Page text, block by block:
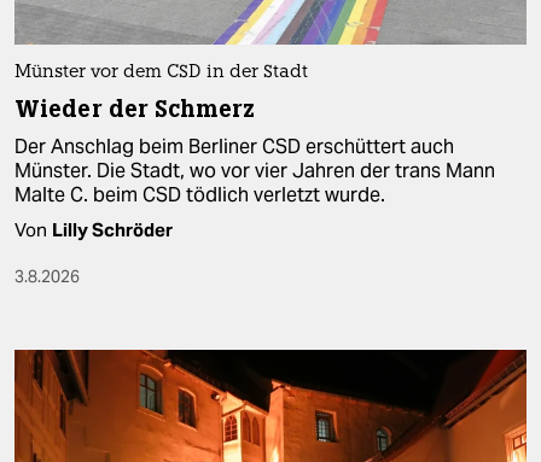
Münster vor dem CSD in der Stadt
Wieder der Schmerz
Der Anschlag beim Berliner CSD erschüttert auch
Münster. Die Stadt, wo vor vier Jahren der trans Mann
Malte C. beim CSD tödlich verletzt wurde.
Von Lilly Schröder
3.8.2026